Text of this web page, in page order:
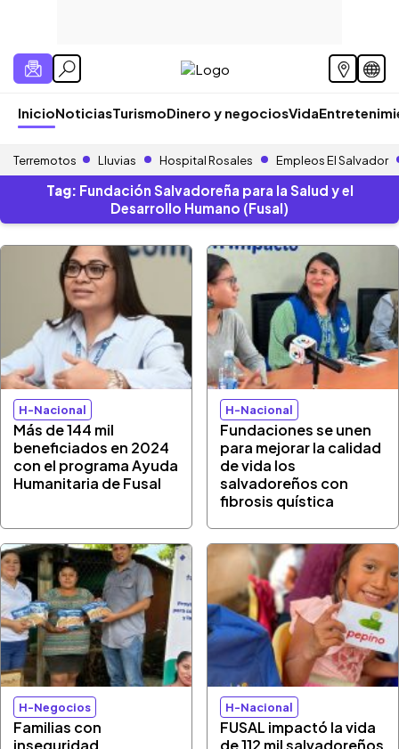
InicioNoticiasTurismoDinero y negociosVida
Terremotos Lluvias Hospital Rosales Empleos El Salvador
Tag: Fundación Salvadoreña para la Salud y el
Desarrollo Humano (Fusal)
H-Nacional
Más de 144 mil
beneficiados en 2024
con el programa Ayuda
Humanitaria de Fusal
H-Nacional
Fundaciones se unen
para mejorar la calidad
de vida los
salvadoreños con
fibrosis quística
H-Negocios
Familias con
inseguridad
H-Nacional
FUSAL impactó la vida
de 112 mil salvadoreños